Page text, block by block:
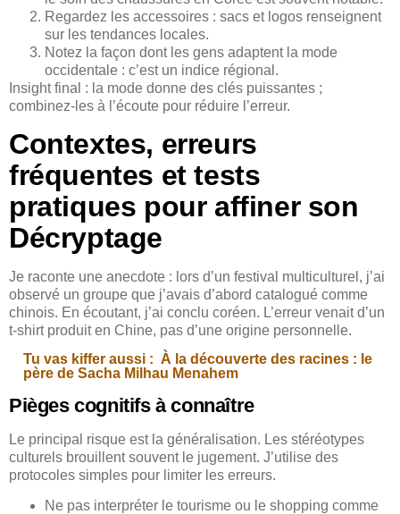
Regardez les accessoires : sacs et logos renseignent
sur les tendances locales.
Notez la façon dont les gens adaptent la mode
occidentale : c’est un indice régional.
Insight final : la mode donne des clés puissantes ;
combinez-les à l’écoute pour réduire l’erreur.
Contextes, erreurs
fréquentes et tests
pratiques pour affiner son
Décryptage
Je raconte une anecdote : lors d’un festival multiculturel, j’ai
observé un groupe que j’avais d’abord catalogué comme
chinois. En écoutant, j’ai conclu coréen. L’erreur venait d’un
t-shirt produit en Chine, pas d’une origine personnelle.
Tu vas kiffer aussi : À la découverte des racines : le
père de Sacha Milhau Menahem
Pièges cognitifs à connaître
Le principal risque est la généralisation. Les stéréotypes
culturels brouillent souvent le jugement. J’utilise des
protocoles simples pour limiter les erreurs.
Ne pas interpréter le tourisme ou le shopping comme